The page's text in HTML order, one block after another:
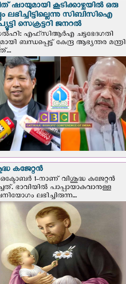
ഷായുമായി കൂടിക്കാഴ്ചയില്‍ ഒരു
ലഭിച്ചിട്ടില്ലെന്നു സിബിസിഐ
സെക്രട്ടറി ജനറല്‍
എഫ്‌സിആര്‍എ ചട്ടഭേദഗതി
ബന്ധപ്പെട്ട് കേന്ദ്ര ആഭ്യന്തര മന്ത്രി
കജേറ്റന്‍
ഒക്ടോബര്‍ 1-നാണ് വിശുദ്ധ കജേറ്റന്‍
ഭാവിയില്‍ പാപ്പായാകുവാനുള്ള
ലഭിച്ചിരുന്ന...